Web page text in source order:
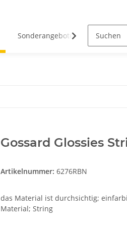
Sonderangebote
Gossard Glossies
Artikelnummer: 6276RBN
das Material ist durchsichtig;
Material; String